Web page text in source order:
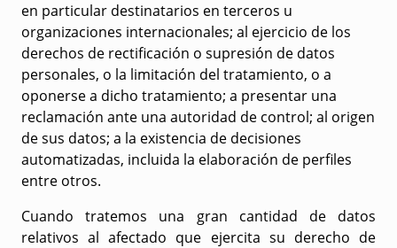
en particular destinatarios en terceros u
organizaciones internacionales; al ejercicio de los
derechos de rectificación o supresión de datos
personales, o la limitación del tratamiento, o a
oponerse a dicho tratamiento; a presentar una
reclamación ante una autoridad de control; al origen
de sus datos; a la existencia de decisiones
automatizadas, incluida la elaboración de perfiles
entre otros.
Cuando tratemos una gran cantidad de datos
relativos al afectado que ejercita su derecho de